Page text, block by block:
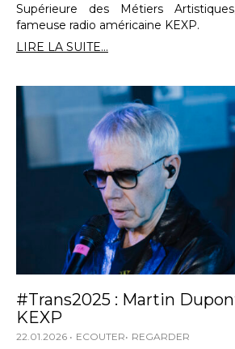
Supérieure des Métiers
fameuse radio américaine KEXP.
LIRE LA SUITE...
#Trans2025 : Martin
KEXP
22.01.2026 ECOUTER REGARDER